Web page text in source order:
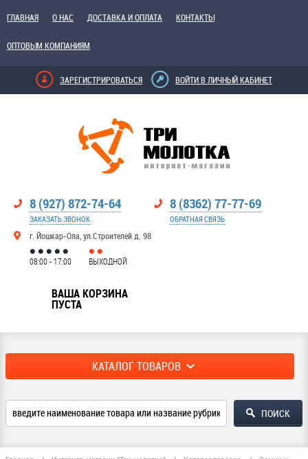
ГЛАВНАЯ О НАС ДОСТАВКА И ОПЛАТА КОНТАКТЫ
ОПТОВЫМ КОМПАНИЯМ
ЗАРЕГИСТРИРОВАТЬСЯ ВОЙТИ В ЛИЧНЫЙ КАБИНЕТ
8 (927) 872-74-64
ЗАКАЗАТЬ ЗВОНОК
г. Йошкар-Ола, ул.Строителей д. 98
8 (8362) 77-77-69
ОБРАТНАЯ СВЯЗЬ
08:00 - 17:00 ВЫХОДНОЙ
ВАША КОРЗИНА
ПУСТА
КАТАЛОГ ТОВАРОВ